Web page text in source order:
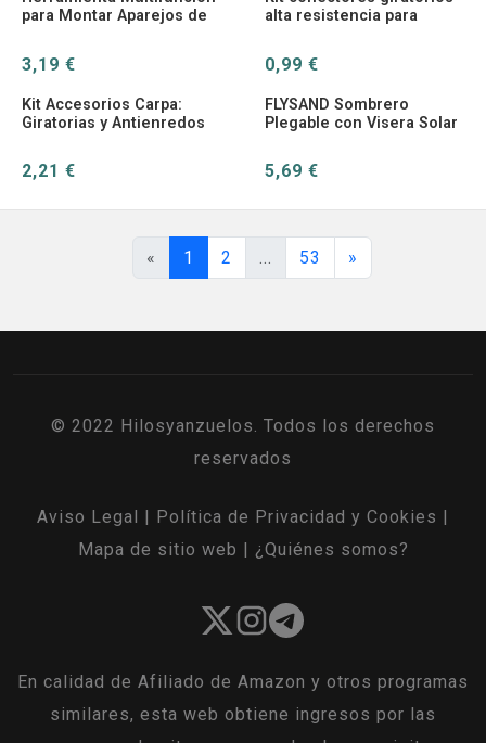
para Montar Aparejos de
3,19 €
alta resistencia para
0,99 €
Kit Accesorios Carpa:
Giratorias y Antienredos
2,21 €
FLYSAND Sombrero
Plegable con Visera Solar
5,69 €
« 1 2 ... 53 »
© 2022 Hilosyanzuelos. Todos los derechos
reservados
Aviso Legal Política de Privacidad y Cookies
Mapa de sitio web
¿Quiénes somos?
En calidad de Afiliado de Amazon y otros programas
similares, esta web obtiene ingresos por las